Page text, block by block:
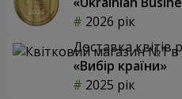
2026 рік
Доставка квітів
«Вибір країни»
2025 рік